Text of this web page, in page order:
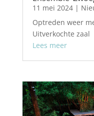
11 mei 2024|
Optreden weer
Uitverkochte zaal
Lees meer